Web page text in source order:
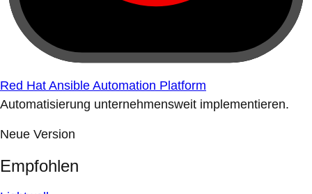
Red Hat Ansible Automation Platform
Automatisierung unternehmensweit implementieren.
Neue Version
Empfohlen